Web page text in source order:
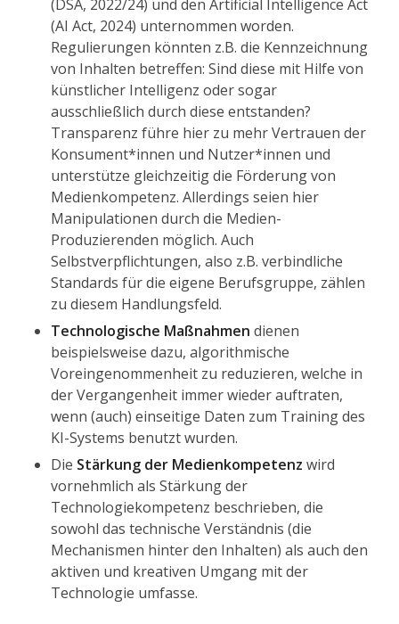
(DSA, 2022/24) und den Artificial Intelligence Act
(AI Act, 2024) unternommen worden.
Regulierungen könnten z.B. die Kennzeichnung
von Inhalten betreffen: Sind diese mit Hilfe von
künstlicher Intelligenz oder sogar
ausschließlich durch diese entstanden?
Transparenz führe hier zu mehr Vertrauen der
Konsument*innen und Nutzer*innen und
unterstütze gleichzeitig die Förderung von
Medienkompetenz. Allerdings seien hier
Manipulationen durch die Medien-
Produzierenden möglich. Auch
Selbstverpflichtungen, also z.B. verbindliche
Standards für die eigene Berufsgruppe, zählen
zu diesem Handlungsfeld.
Technologische Maßnahmen dienen
beispielsweise dazu, algorithmische
Voreingenommenheit zu reduzieren, welche in
der Vergangenheit immer wieder auftraten,
wenn (auch) einseitige Daten zum Training des
KI-Systems benutzt wurden.
Die Stärkung der Medienkompetenz wird
vornehmlich als Stärkung der
Technologiekompetenz beschrieben, die
sowohl das technische Verständnis (die
Mechanismen hinter den Inhalten) als auch den
aktiven und kreativen Umgang mit der
Technologie umfasse.